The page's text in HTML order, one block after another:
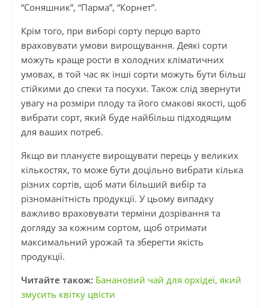
“Соняшник”, “Парма”, “Корнет”.
Крім того, при виборі сорту перцю варто
враховувати умови вирощування. Деякі сорти
можуть краще рости в холодних кліматичних
умовах, в той час як інші сорти можуть бути більш
стійкими до спеки та посухи. Також слід звернути
увагу на розміри плоду та його смакові якості, щоб
вибрати сорт, який буде найбільш підходящим
для ваших потреб.
Якщо ви плануєте вирощувати перець у великих
кількостях, то може бути доцільно вибрати кілька
різних сортів, щоб мати більший вибір та
різноманітність продукції. У цьому випадку
важливо враховувати терміни дозрівання та
догляду за кожним сортом, щоб отримати
максимальний урожай та зберегти якість
продукції.
Читайте також: Банановий чай для орхідеї, який
змусить квітку цвісти